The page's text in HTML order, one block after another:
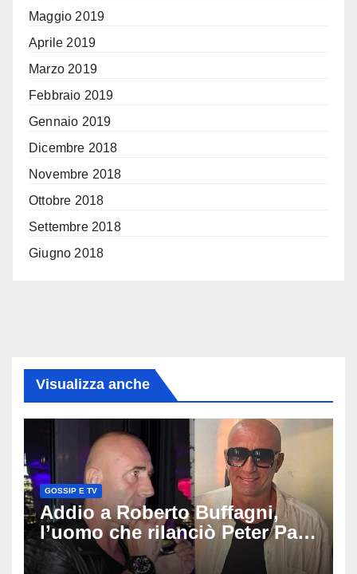
Maggio 2019
Aprile 2019
Marzo 2019
Febbraio 2019
Gennaio 2019
Dicembre 2018
Novembre 2018
Ottobre 2018
Settembre 2018
Giugno 2018
Visualizza anche
GOSSIP E TV
Addio a Roberto Buffagni,
l’uomo che rilanciò Peter Pan
e Villa delle Rose: aveva 59